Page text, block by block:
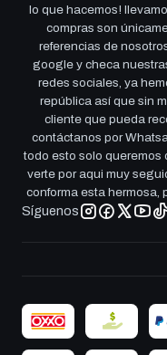
lo que hacemos!
compras son
referencias de
google y checa
redes sociales, ya
república así que sin
cliente que pueda
contáctanos por
todo esto solo queremos
verte por aqui muy
conforma esta hermosa,
Síguenos